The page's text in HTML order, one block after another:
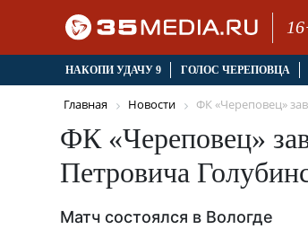
НАКОПИ УДАЧУ 9 ГОЛОС ЧЕРЕПОВЦА
Главная Новости ФК «Череповец»
ФК «Череповец»
Петровича
Матч состоялся в Вологде